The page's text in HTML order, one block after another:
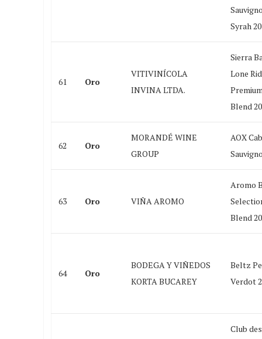
Syrah
61 Oro
VITIVINÍCOLA
INVINA LTDA.
Sierra
Lone
Blend
62 Oro
MORANDÉ WINE
GROUP
AOX
63 Oro VIÑA AROMO
Aromo
Blend
64 Oro
BODEGA Y VIÑEDOS
KORTA BUCAREY
Beltz
Verdot
Club des